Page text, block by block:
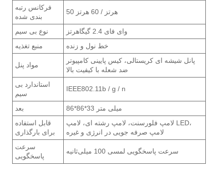
فرکانس رتبه
بندی شده
50 هرتز / 60 هرتز
نوع بی سیم
وای فای 2.4 گیگاهرتز
منبع تغذیه
خط نول و زنده
مواد پنل
پانل شیشه ای کریستالی، کیس پایینی کامپیوتر
ضد شعله با کیفیت بالا
استاندارد بی
سیم
IEEE802.11b / g / n
بعد
86*86*33 میلی متر
قابل استفاده
برای بارگذاری
لامپ فلورسنت، لامپ رشته ای، لامپ LED،
لامپ صرفه جویی در انرژی و غیره
سرعت
پاسخگویی
سرعت پاسخگویی لمسی 100 میلی‌ثانیه